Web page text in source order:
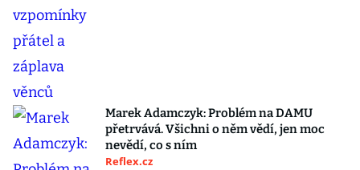
Marek Adamczyk: Problém na DAMU
přetrvává. Všichni o něm vědí, jen moc
nevědí, co s ním
Reflex.cz